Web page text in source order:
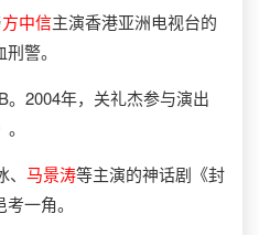
方中信主演香港亚洲电视台的
警。
2004年，关礼杰参与演出
马景涛等主演的神话剧《封
一角。